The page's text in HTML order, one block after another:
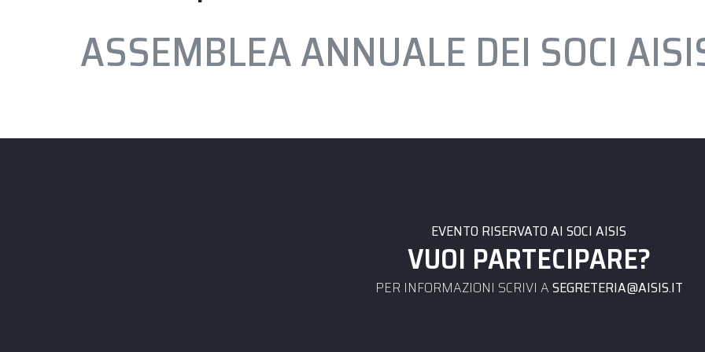
ASSEMBLEA ANNUALE DEI SOCI
EVENTO RISERVATO AI SOCI AISIS
VUOI PARTECIPARE?
PER INFORMAZIONI SCRIVI ASEGRETERIA@AISIS.IT